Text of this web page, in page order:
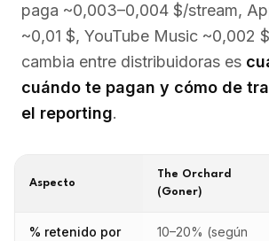
paga ~0,003–0,004 $/stream,
~0,01 $, YouTube Music ~0,002
cambia entre distribuidoras es
cuándo te pagan y cómo de
el reporting.
Aspecto
The Orchard
(Goner)
% retenido por
10–20% (según